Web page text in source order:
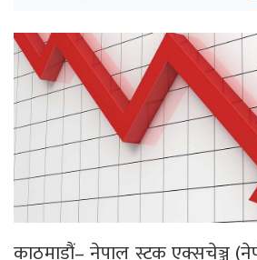
काठमाडौं– नेपाल स्टक एक्सचेञ्ज